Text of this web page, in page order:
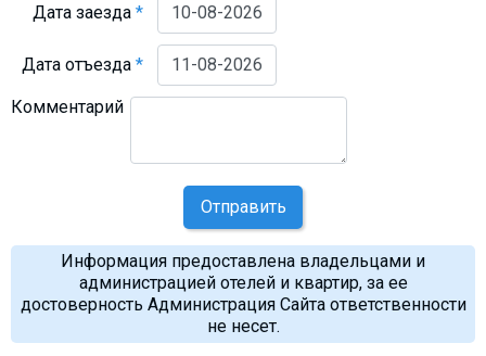
Дата заезда*
Дата отъезда*
Комментарий
Отправить
Информация предоставлена владельцами и
администрацией отелей и квартир, за ее
достоверность Администрация Сайта ответственности
не несет.